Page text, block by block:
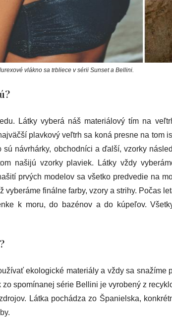
vlákno sa trbliece v sérii Sunset a Bellini.
Látky vyberá náš materiálový tím na
plavkový veľtrh sa koná presne na tom
návrhárky, obchodníci a ďalší, vzorky
našijú vzorky plaviek. Látky vždy
prvých modelov sa všetko predvedie na
finálne farby, vzory a strihy. Počas
k moru, do bazénov a do kúpeľov.
ekologické materiály a vždy sa snažíme
spomínanej série Bellini je vyrobený z
Látka pochádza zo Španielska,